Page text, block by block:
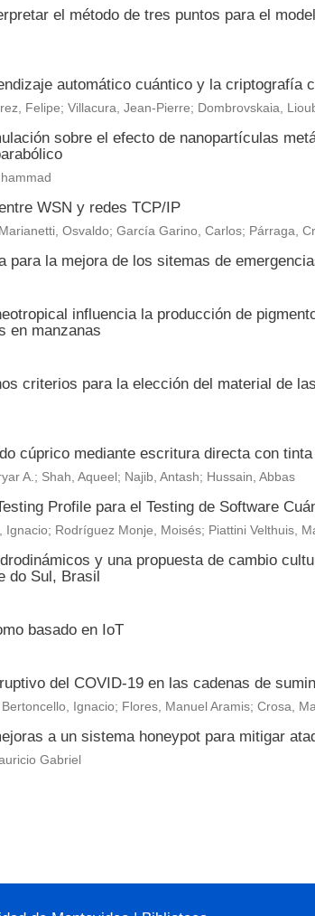
el método de tres puntos para el
automático cuántico y la criptografía
Felipe; Villacura, Jean-Pierre; Dombrovskaia,
sobre el efecto de nanopartículas
WSN y redes TCP/IP
Osvaldo; García Garino, Carlos; Párraga,
para la mejora de los sitemas de
influencia la producción de
en manzanas
criterios para la elección del material de
cúprico mediante escritura directa con tinta
A.; Shah, Aqueel; Najib, Antash; Hussain, Abbas
Profile para el Testing de Software
Rodríguez Monje, Moisés; Piattini Velthuis,
y una propuesta de cambio
do Sul, Brasil
basado en IoT
del COVID-19 en las cadenas de
Ignacio; Flores, Manuel Aramis; Crosa,
a un sistema honeypot para mitigar
Gabriel